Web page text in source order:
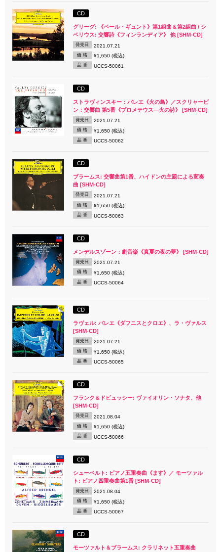
CD
グリーグ: 《ペール・ギュント》第1組曲＆第2組曲 / シ
ベリウス: 交響詩《フィンランディア》 他 [SHM-CD]
発売日 2021.07.21
価 格 ¥1,650 (税込)
品 番 UCCS-50061
CD
ストラヴィンスキー：バレエ《火の鳥》／スクリャービ
ン：交響曲 第5番《プロメテウス―火の詩》 [SHM-CD]
発売日 2021.07.21
価 格 ¥1,650 (税込)
品 番 UCCS-50062
CD
ブラームス: 交響曲第1番、ハイドンの主題による変奏
曲 [SHM-CD]
発売日 2021.07.21
価 格 ¥1,650 (税込)
品 番 UCCS-50063
CD
メンデルスゾーン：劇音楽《真夏の夜の夢》 [SHM-CD]
発売日 2021.07.21
価 格 ¥1,650 (税込)
品 番 UCCS-50064
CD
ラヴェル: バレエ《ダフニスとクロエ》、ラ・ヴァルス
[SHM-CD]
発売日 2021.07.21
価 格 ¥1,650 (税込)
品 番 UCCS-50065
CD
フランク＆ドビュッシー: ヴァイオリン・ソナタ、他
[SHM-CD]
発売日 2021.08.04
価 格 ¥1,650 (税込)
品 番 UCCS-50066
CD
シューベルト: ピアノ五重奏曲《ます》／ モーツァル
ト: ピアノ四重奏曲第1番 [SHM-CD]
発売日 2021.08.04
価 格 ¥1,650 (税込)
品 番 UCCS-50067
CD
モーツァルト＆ブラームス: クラリネット五重奏曲